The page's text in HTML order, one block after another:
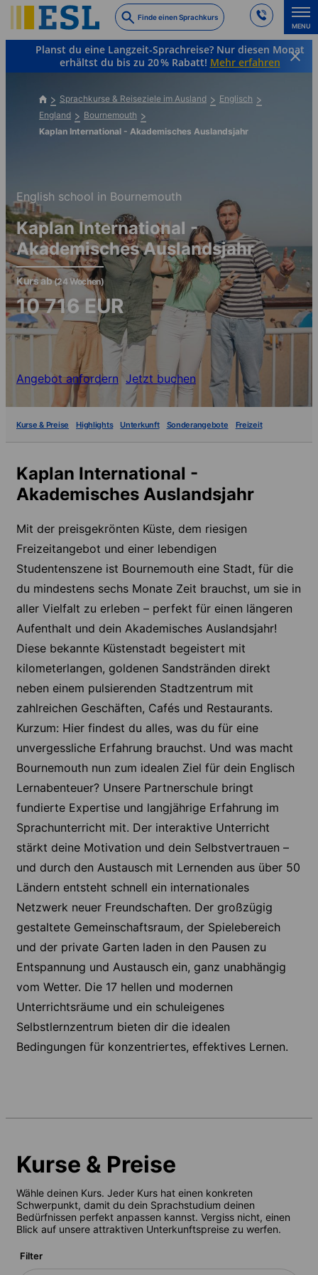
to
main
content
Finde einen Sprachkurs
MENU
Planst du eine Langzeit-Sprachreise? Nur diesen Monat
erhältst du bis zu 20 % Rabatt! Mehr erfahren
Sprachkurse & Reiseziele im Ausland
Englisch
England
Bournemouth
Kaplan International - Akademisches Auslandsjahr
English school in Bournemouth
Kaplan International -
Akademisches Auslandsjahr
Kurs ab(24 Wochen)
10 716EUR
Angebot anfordern Jetzt buchen
Kurse & Preise Highlights Unterkunft Sonderangebote Freizeit
Kaplan International -
Akademisches Auslandsjahr
Mit der preisgekrönten Küste, dem riesigen
Freizeitangebot und einer lebendigen
Studentenszene ist Bournemouth eine Stadt, für die
du mindestens sechs Monate Zeit brauchst, um sie in
aller Vielfalt zu erleben – perfekt für einen längeren
Aufenthalt und dein Akademisches Auslandsjahr!
Diese bekannte Küstenstadt begeistert mit
kilometerlangen, goldenen Sandstränden direkt
neben einem pulsierenden Stadtzentrum mit
zahlreichen Geschäften, Cafés und Restaurants.
Kurzum: Hier findest du alles, was du für eine
unvergessliche Erfahrung brauchst. Und was macht
Bournemouth nun zum idealen Ziel für dein Englisch
Lernabenteuer? Unsere Partnerschule bringt
fundierte Expertise und langjährige Erfahrung im
Sprachunterricht mit. Der interaktive Unterricht
stärkt deine Motivation und dein Selbstvertrauen –
und durch den Austausch mit Lernenden aus über 50
Ländern entsteht schnell ein internationales
Netzwerk neuer Freundschaften. Der großzügig
gestaltete Gemeinschaftsraum, der Spielebereich
und der private Garten laden in den Pausen zu
Entspannung und Austausch ein, ganz unabhängig
vom Wetter. Die 17 hellen und modernen
Unterrichtsräume und ein schuleigenes
Selbstlernzentrum bieten dir die idealen
Bedingungen für konzentriertes, effektives Lernen.
Kurse & Preise
Wähle deinen Kurs. Jeder Kurs hat einen konkreten
Schwerpunkt, damit du dein Sprachstudium deinen
Bedürfnissen perfekt anpassen kannst. Vergiss nicht, einen
Blick auf unsere attraktiven Unterkunftspreise zu werfen.
Filter